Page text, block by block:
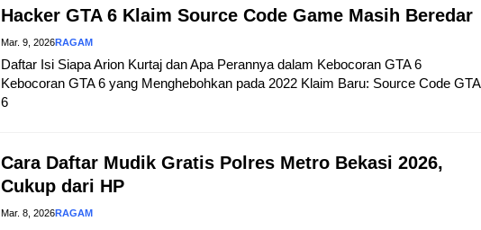
Hacker GTA 6 Klaim Source Code Game Masih Beredar
Mar. 9, 2026RAGAM
Daftar Isi Siapa Arion Kurtaj dan Apa Perannya dalam Kebocoran GTA 6
Kebocoran GTA 6 yang Menghebohkan pada 2022 Klaim Baru: Source Code GTA
6
Cara Daftar Mudik Gratis Polres Metro Bekasi 2026,
Cukup dari HP
Mar. 8, 2026RAGAM